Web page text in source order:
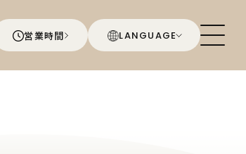
営業時間 LANGUAGE